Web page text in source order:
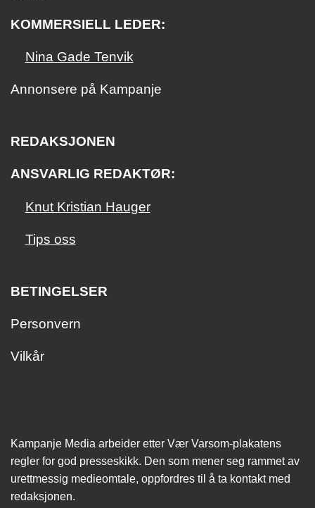
KOMMERSIELL LEDER:
Nina Gade Tenvik
Annonsere på Kampanje
REDAKSJONEN
ANSVARLIG REDAKTØR:
Knut Kristian Hauger
Tips oss
BETINGELSER
Personvern
Vilkår
Kampanje Media arbeider etter Vær Varsom-plakatens
regler for god presseskikk. Den som mener seg rammet av
urettmessig medie­omtale, oppfordres til å ta kontakt med
redaksjonen.